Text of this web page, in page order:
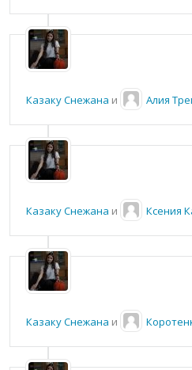
Казаку Снежана и Алия
Казаку Снежана и Ксения
Казаку Снежана и